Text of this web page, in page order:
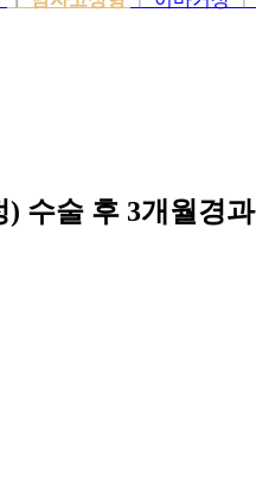
수술 후 3개월경과